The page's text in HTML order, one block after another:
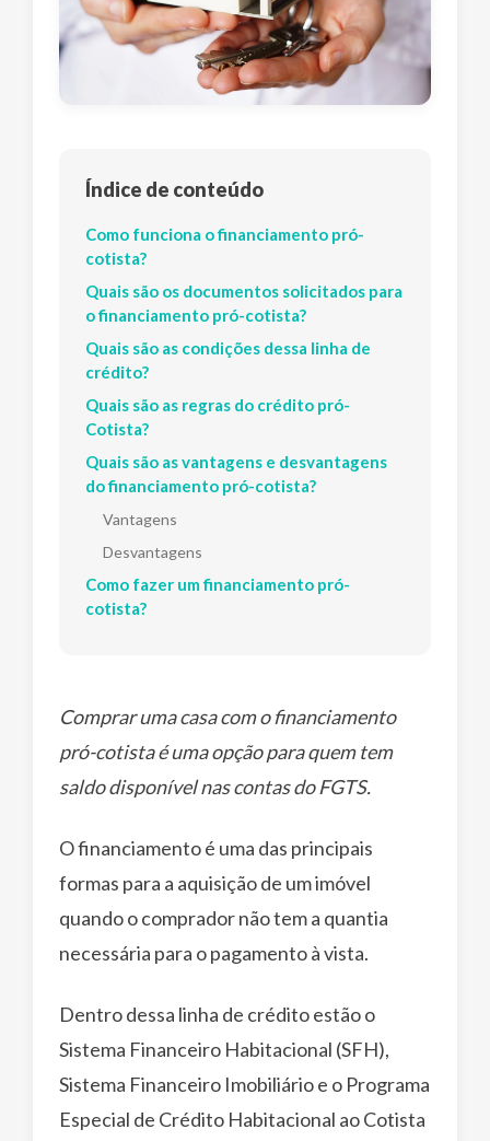
Índice de conteúdo
Como funciona o financiamento pró-
cotista?
Quais são os documentos solicitados para
o financiamento pró-cotista?
Quais são as condições dessa linha de
crédito?
Quais são as regras do crédito pró-
Cotista?
Quais são as vantagens e desvantagens
do financiamento pró-cotista?
Vantagens
Desvantagens
Como fazer um financiamento pró-
cotista?
Comprar uma casa com o financiamento
pró-cotista é uma opção para quem tem
saldo disponível nas contas do FGTS.
O financiamento é uma das principais
formas para a aquisição de um imóvel
quando o comprador não tem a quantia
necessária para o pagamento à vista.
Dentro dessa linha de crédito estão o
Sistema Financeiro Habitacional (SFH),
Sistema Financeiro Imobiliário e o Programa
Especial de Crédito Habitacional ao Cotista